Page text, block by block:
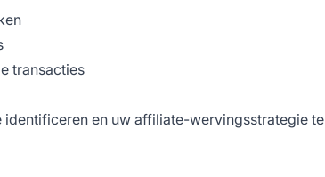
transacties
en uw affiliate-wervingsstrategie te